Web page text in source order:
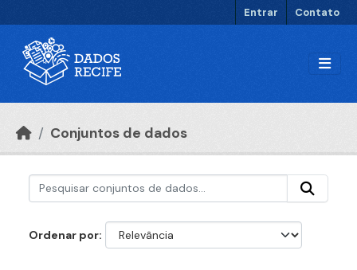
Entrar Contato
Conjuntos de dados
Ordenar por